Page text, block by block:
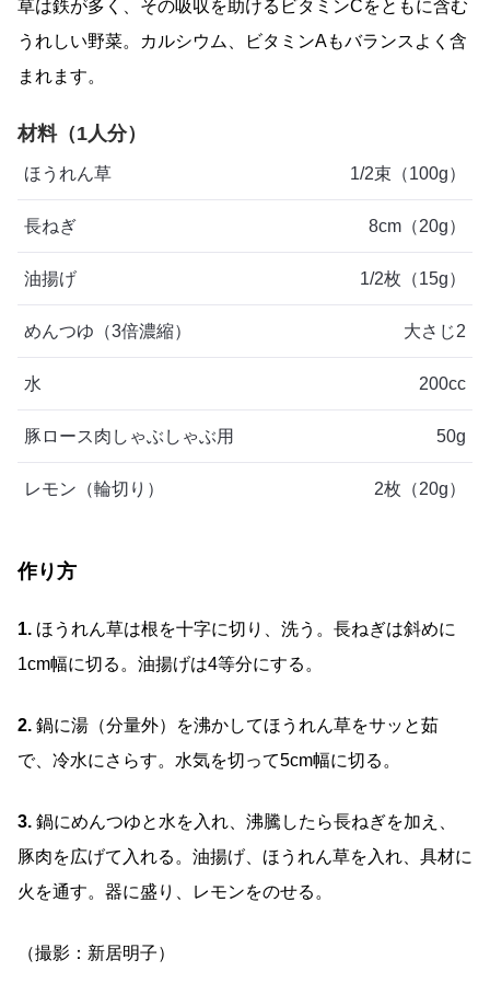
草は鉄が多く、その吸収を助けるビタミンCをともに含む
うれしい野菜。カルシウム、ビタミンAもバランスよく含
まれます。
材料（1人分）
ほうれん草 1/2束（100g）
長ねぎ 8cm（20g）
油揚げ 1/2枚（15g）
めんつゆ（3倍濃縮） 大さじ2
水 200cc
豚ロース肉しゃぶしゃぶ用 50g
レモン（輪切り） 2枚（20g）
作り方
1. ほうれん草は根を十字に切り、洗う。長ねぎは斜めに
1cm幅に切る。油揚げは4等分にする。
2. 鍋に湯（分量外）を沸かしてほうれん草をサッと茹
で、冷水にさらす。水気を切って5cm幅に切る。
3. 鍋にめんつゆと水を入れ、沸騰したら長ねぎを加え、
豚肉を広げて入れる。油揚げ、ほうれん草を入れ、具材に
火を通す。器に盛り、レモンをのせる。
（撮影：新居明子）